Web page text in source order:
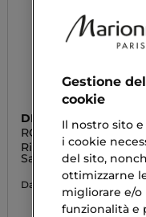
DIOR
ROUGE DIOR SATIN
REFILL
Ricarica per Rossetto
Satin
Da 33,73 €
Gestione
cookie
Il nostro sito
i cookie
del sito,
ottimizzarne
migliorare e/o
funzionalità e